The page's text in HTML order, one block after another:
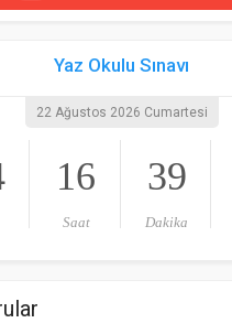
Yaz Okulu Sınavı
22 Ağustos 2026 Cumartesi
16
Saat
39
Dakika